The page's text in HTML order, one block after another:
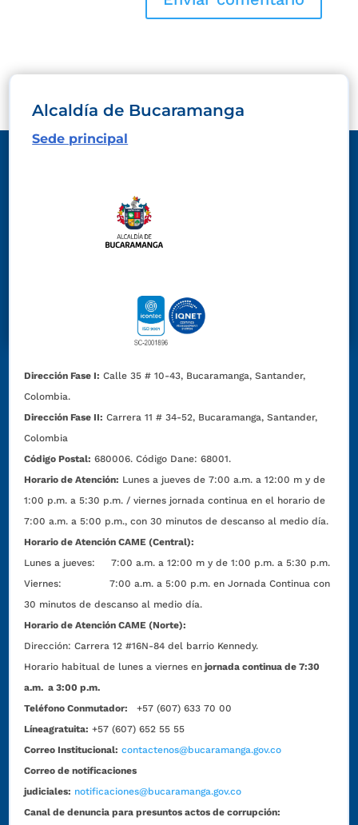
Alcaldía de Bucaramanga
Sede principal
Dirección Fase I: Calle 35 # 10-43, Bucaramanga, Santander,
Colombia.
Dirección Fase II: Carrera 11 # 34-52, Bucaramanga, Santander,
Colombia
Código Postal: 680006. Código Dane: 68001.
Horario de Atención: Lunes a jueves de 7:00 a.m. a 12:00 m y de
1:00 p.m. a 5:30 p.m. / viernes jornada continua en el horario de
7:00 a.m. a 5:00 p.m., con 30 minutos de descanso al medio día.
Horario de Atención CAME (Central):
Lunes a jueves: 7:00 a.m. a 12:00 m y de 1:00 p.m. a 5:30 p.m.
Viernes: 7:00 a.m. a 5:00 p.m. en Jornada Continua con
30 minutos de descanso al medio día.
Horario de Atención CAME (Norte):
Dirección:Carrera 12 #16N-84 del barrio Kennedy.
Horario habitual de lunes a viernes en jornada continua de 7:30
a.m. a 3:00 p.m.
Teléfono Conmutador:
+57 (607) 633 70 00
Líneagratuita: +57 (607) 652 55 55
Correo Institucional: contactenos@bucaramanga.gov.co
Correo de notificaciones
judiciales: notificaciones@bucaramanga.gov.co
Canal de denuncia para presuntos actos de corrupción: